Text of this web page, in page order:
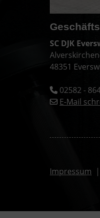
SC DJK
48351
02582 -
E-Mail
Impressum |